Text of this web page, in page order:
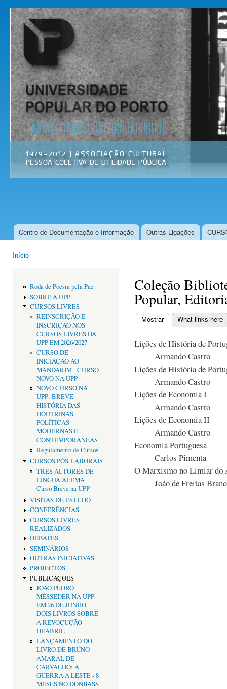
Universidade
Popular do
Porto
Associação
Cultural
Menu principal
Centro de Documentação e Informação Outras Ligações
Início
Roda de Poesia pela Paz
SOBRE A UPP
CURSOS LIVRES
REINSCRIÇÃO E
INSCRIÇÃO NOS
CURSOS LIVRES DA
UPP EM 2026/2027
CURSO DE
INICIAÇÃO AO
MANDARIM - CURSO
NOVO NA UPP
NOVO CURSO NA
UPP: BREVE
HISTÓRIA DAS
DOUTRINAS
POLÍTICAS
MODERNAS E
CONTEMPORÂNEAS
Regulamento de Cursos
CURSOS PÓS-LABORAIS
TRÊS AUTORES DE
LÍNGUA ALEMÃ -
Curso Breve na UPP
VISITAS DE ESTUDO
CONFERÊNCIAS
CURSOS LIVRES
REALIZADOS
DEBATES
SEMINÁRIOS
OUTRAS INICIATIVAS
PROJECTOS
PUBLICAÇÕES
JOÃO PEDRO
MÉSSEDER NA UPP
EM 26 DE JUNHO -
DOIS LIVROS SOBRE
A REVOÇUÇÃO
DEABRIL
LANÇAMENTO DO
LIVRO DE BRUNO
AMARAL DE
CARVALHO: A
GUERRA A LESTE - 8
MESES NO DONBASS
Coleção
Popular,
Separadores
Mostrar(separador ativo)
What links here
Lições de História de
Armando Castro
Lições de História de
Armando Castro
Lições de Economia I
Armando Castro
Lições de Economia II
Armando Castro
Economia Portuguesa
Carlos Pimenta
O Marxismo no Limiar do
João de Freitas